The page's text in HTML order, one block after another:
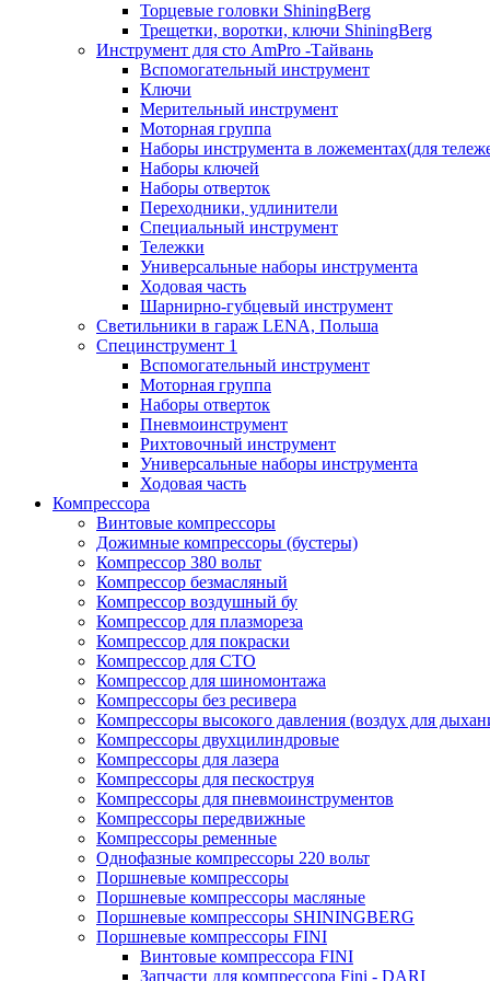
Торцевые головки ShiningBerg
Трещетки, воротки, ключи ShiningBerg
Инструмент для сто AmPro -Тайвань
Вспомогательный инструмент
Ключи
Мерительный инструмент
Моторная группа
Наборы инструмента в ложементах(для
Наборы ключей
Наборы отверток
Переходники, удлинители
Специальный инструмент
Тележки
Универсальные наборы инструмента
Ходовая часть
Шарнирно-губцевый инструмент
Светильники в гараж LENA, Польша
Специнструмент 1
Вспомогательный инструмент
Моторная группа
Наборы отверток
Пневмоинструмент
Рихтовочный инструмент
Универсальные наборы инструмента
Ходовая часть
Компрессора
Винтовые компрессоры
Дожимные компрессоры (бустеры)
Компрессор 380 вольт
Компрессор безмасляный
Компрессор воздушный бу
Компрессор для плазмореза
Компрессор для покраски
Компрессор для СТО
Компрессор для шиномонтажа
Компрессоры без ресивера
Компрессоры высокого давления (воздух для
Компрессоры двухцилиндровые
Компрессоры для лазера
Компрессоры для пескоструя
Компрессоры для пневмоинструментов
Компрессоры передвижные
Компрессоры ременные
Однофазные компрессоры 220 вольт
Поршневые компрессоры
Поршневые компрессоры масляные
Поршневые компрессоры SHININGBERG
Поршневые компрессоры FINI
Винтовые компрессора FINI
Запчасти для компрессора Fini - DARI